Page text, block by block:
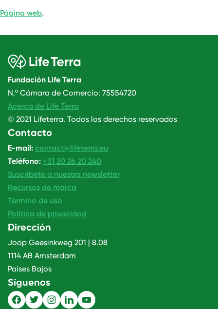
Página web.
Fundación Life Terra
N.º Cámara de Comercio: 75554720
Acerca de Life Terra
© 2021 Lifeterra. Todos los derechos reservados
Contacto
E-mail: contact@lifeterra.eu
Teléfono: +31 20 26 20 240
Suscríbete a nuestra newsletter
Recursos de marca
Término de uso
Política de privacidad
Dirección
Joop Geesinkweg 201 | 8.08
1114 AB Amsterdam
Paises Bajos
Síguenos